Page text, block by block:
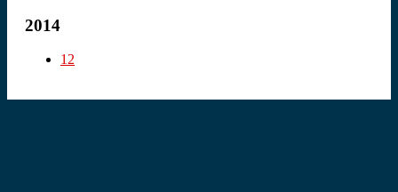
2014
12